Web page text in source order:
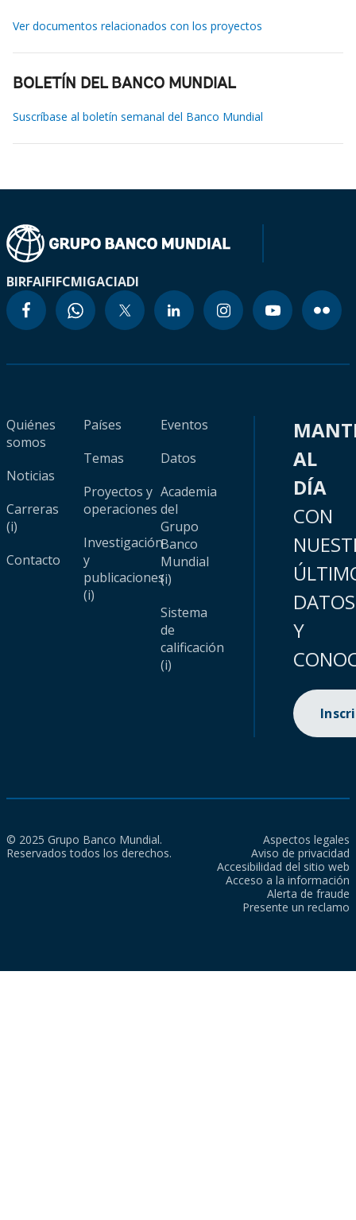
Ver documentos relacionados con los proyectos
BOLETÍN DEL BANCO MUNDIAL
Suscríbase al boletín semanal del Banco Mundial
BIRFAIFIFCMIGACIADI
Quiénes
somos
Noticias
Carreras
(i)
Contacto
Países
Temas
Proyectos y
operaciones
Investigación
y
publicaciones
(i)
Eventos
Datos
Academia
del
Grupo
Banco
Mundial
(i)
Sistema
de
calificación
(i)
AL
DÍA
CON
DATOS
Y
© 2025 Grupo Banco Mundial.
Reservados todos los derechos.
Aspectos legales
Aviso de privacidad
Accesibilidad del sitio web
Acceso a la información
Alerta de fraude
Presente un reclamo